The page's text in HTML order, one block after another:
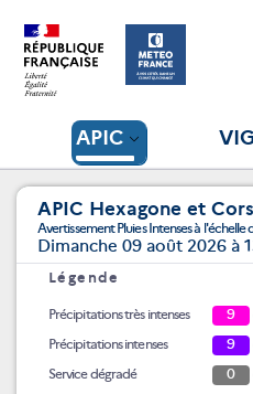
APIC
APIC Hexagone et
Avertissement Pluies Intenses à l'échelle
Dimanche 09 août 2026 à
Légende
Précipitations très intenses 9
Précipitations intenses
9
Service dégradé
0